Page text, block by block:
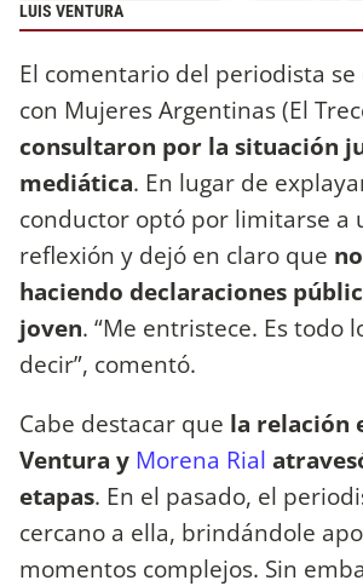
LUIS VENTURA
El comentario del periodista
con Mujeres Argentinas (El
consultaron por la situación
mediática. En lugar de
conductor optó por limitarse a
reflexión y dejó en claro que
haciendo declaraciones
joven. “Me entristece. Es todo
decir”, comentó.
Cabe destacar que la relación
Ventura y Morena Rial
etapas. En el pasado, el
cercano a ella, brindándole
momentos complejos. Sin